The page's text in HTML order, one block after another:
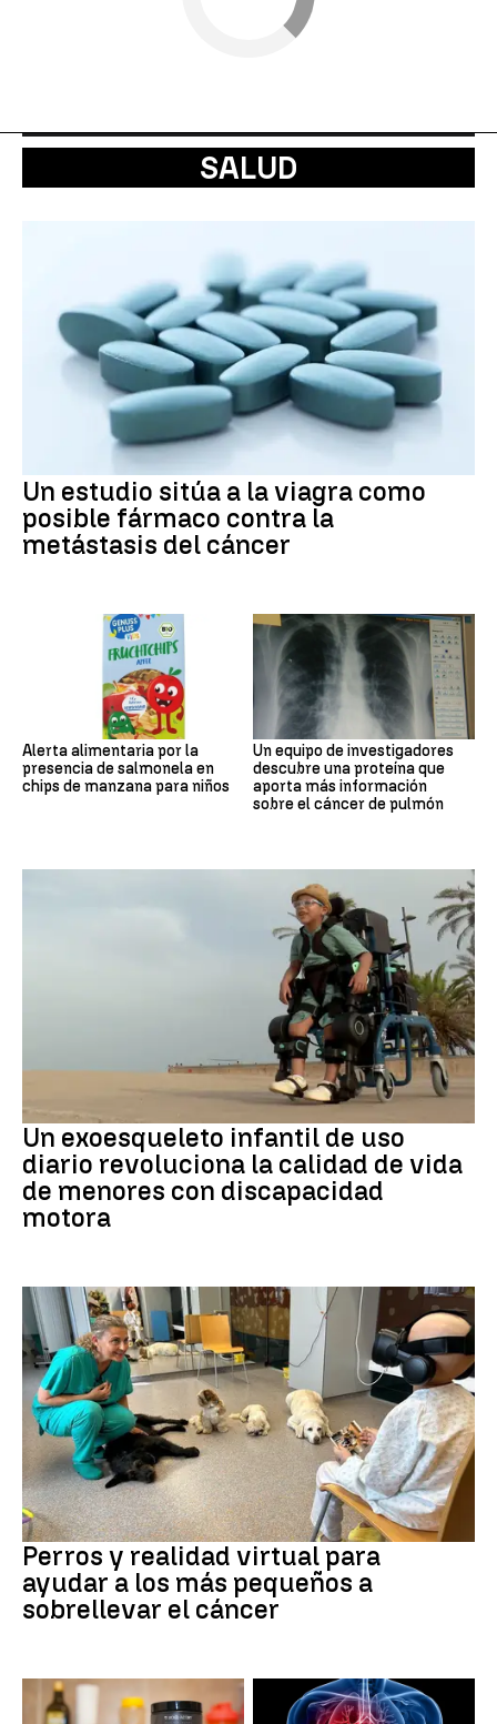
SALUD
Un estudio sitúa a la viagra como
posible fármaco contra la
metástasis del cáncer
Alerta alimentaria por la
presencia de salmonela en
chips de manzana para niños
Un equipo de investigadores
descubre una proteína que
aporta más información
sobre el cáncer de pulmón
DISCAPACIDAD
Un exoesqueleto infantil de uso
diario revoluciona la calidad de vida
de menores con discapacidad
motora
Galicia
Perros y realidad virtual para
ayudar a los más pequeños a
sobrellevar el cáncer